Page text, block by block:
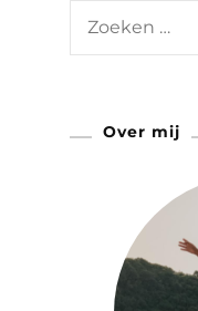
Zoeken
Over mij